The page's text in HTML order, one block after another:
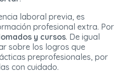
laboral previa, es
profesional extra. Por
y cursos. De igual
sobre los logros que
preprofesionales, por
con cuidado.